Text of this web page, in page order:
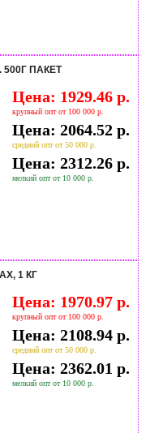
500Г ПАКЕТ
Цена: 1929.46 р.
крупный опт от 100 000 р.
Цена: 2064.52 р.
средний опт от 50 000 р.
Цена: 2312.26 р.
мелкий опт от 10 000 р.
1 КГ
Цена: 1970.97 р.
крупный опт от 100 000 р.
Цена: 2108.94 р.
средний опт от 50 000 р.
Цена: 2362.01 р.
мелкий опт от 10 000 р.